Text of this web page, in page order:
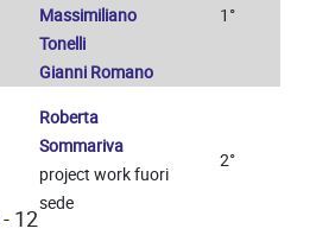
Massimiliano
Tonelli
Gianni Romano
1°
- 12
Roberta
Sommariva
project work fuori
sede
2°